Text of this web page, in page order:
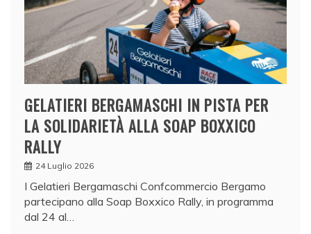
GELATIERI BERGAMASCHI IN PISTA PER
LA SOLIDARIETÀ ALLA SOAP BOXXICO
RALLY
24 Luglio 2026
I Gelatieri Bergamaschi Confcommercio Bergamo
partecipano alla Soap Boxxico Rally, in programma
dal 24 al…